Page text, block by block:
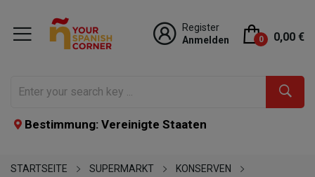
Register
Anmelden
0 0,00 €
Bestimmung: Vereinigte Staaten
STARTSEITE SUPERMARKT
KONSERVEN